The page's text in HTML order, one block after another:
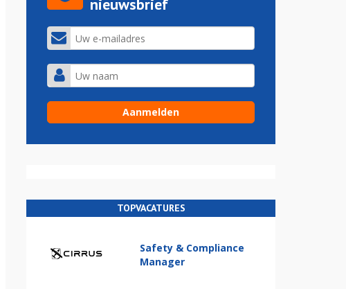
nieuwsbrief
TOPVACATURES
Safety & Compliance
Manager